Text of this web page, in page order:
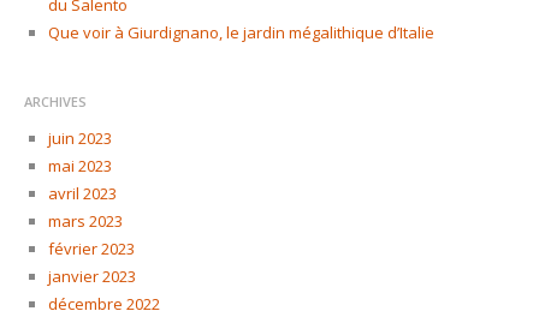
du Salento
Que voir à Giurdignano, le jardin mégalithique d’Italie
ARCHIVES
juin 2023
mai 2023
avril 2023
mars 2023
février 2023
janvier 2023
décembre 2022